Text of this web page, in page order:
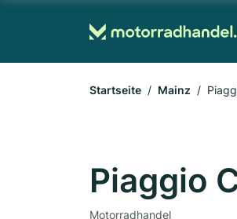
Startseite Mainz
Piaggio
Motorradhandel